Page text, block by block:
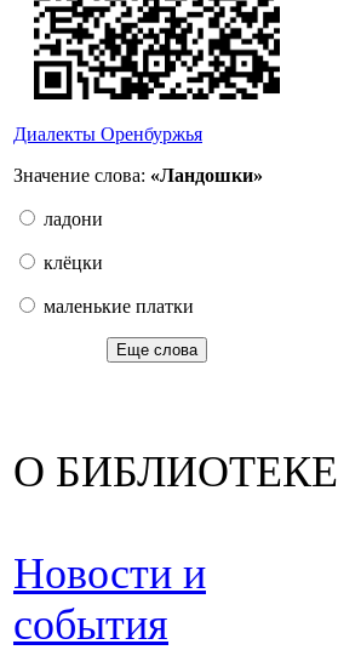
Диалекты Оренбуржья
Значение слова: «Ландошки»
ладони
клёцки
маленькие платки
Еще слова
О БИБЛИОТЕКЕ
Новости и
события